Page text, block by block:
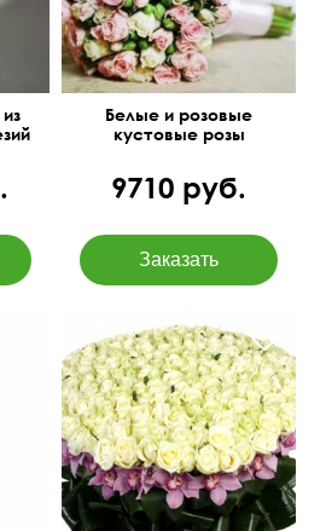
Белые и розовые
кустовые розы
9710 руб.
251 роза, орхидеи
(цимбидиум), аспидистра,
салал, оазис.
60 см
80 см